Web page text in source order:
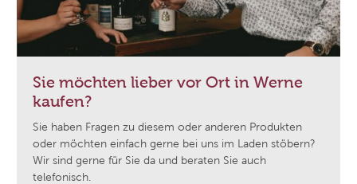
Sie möchten lieber vor Ort in Werne
kaufen?
Sie haben Fragen zu diesem oder anderen Produkten
oder möchten einfach gerne bei uns im Laden stöbern?
Wir sind gerne für Sie da und beraten Sie auch
telefonisch.